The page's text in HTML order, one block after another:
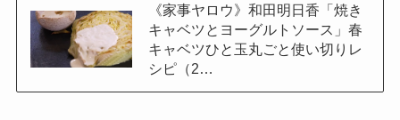
《家事ヤロウ》和田明日香「焼き
キャベツとヨーグルトソース」春
キャベツひと玉丸ごと使い切りレ
シピ（2…